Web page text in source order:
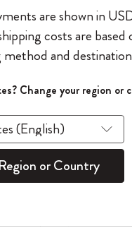
ドレス
ド
イスで情報を保存す
イン
スリムブ
クラシックコレ
¥ 26,730
キンの世界へようこ
会員登録して、コ
」を入力する
オフ＋送料無料
ール・アウトレッ
適用外。
are shown in
costs are
and
Change your region or
or Country